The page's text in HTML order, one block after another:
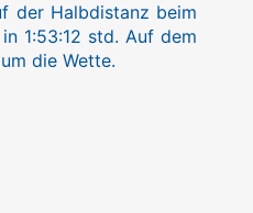
der Halbdistanz beim
1:53:12 std. Auf dem
die Wette.